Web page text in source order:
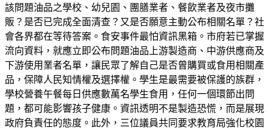
該問題油品之學校、幼兒園、團膳業者、餐飲業者及夜市攤
販？是否已完成全面清查？又是否願意主動公布相關名單？社
會各界都在等待答案。食安事件最怕資訊黑箱。市府若已掌握
流向資料，就應立即公布問題油品上游製造商、中游供應商及
下游使用業者名單，讓民眾了解自己是否曾購買或食用相關產
品，保障人民知情權及選擇權。學生是最需要被保護的族群，
學校營養午餐每日供應數萬名學生食用，任何一個環節出問
題，都可能影響孩子健康。資訊透明不是製造恐慌，而是展現
政府負責任的態度。此外，三位議員共同要求教育局強化校園